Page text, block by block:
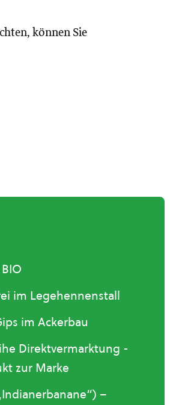
können Sie
im Legehennenstall
im Ackerbau
Direktvermarktung -
zur Marke
–